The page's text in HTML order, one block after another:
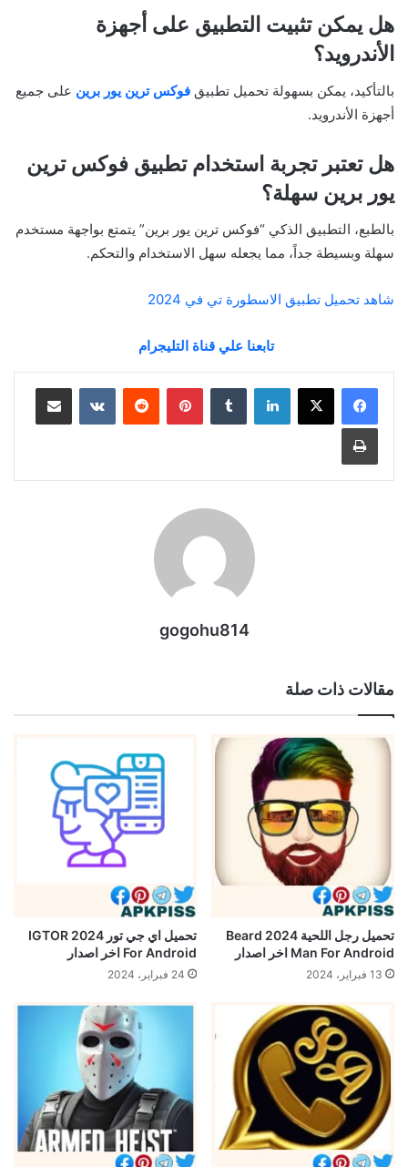
هل يمكن تثبيت التطبيق على أجهزة
الأندرويد؟
بالتأكيد، يمكن بسهولة تحميل تطبيق فوكس ترين يور برين على جميع
أجهزة الأندرويد.
هل تعتبر تجربة استخدام تطبيق فوكس ترين
يور برين سهلة؟
بالطبع، التطبيق الذكي “فوكس ترين يور برين” يتمتع بواجهة مستخدم
سهلة وبسيطة جداً، مما يجعله سهل الاستخدام والتحكم.
شاهد تحميل تطبيق الاسطورة تي في 2024
تابعنا علي قناة التليجرام
لينكدإن بينتيريست مشاركة عبر البريد
طباعة
gogohu814
مقالات ذات صلة
تحميل رجل اللحية 2024 Beard
Man For Android اخر اصدار
13 فبراير، 2024
تحميل اي جي تور 2024 IGTOR
For Android اخر اصدار
24 فبراير، 2024